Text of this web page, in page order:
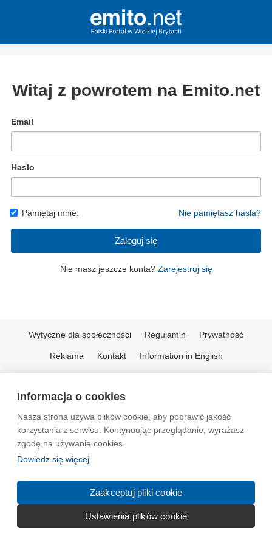
Informacja o cookies
Nasza strona używa plików cookie, aby poprawić jakość
korzystania z serwisu. Kontynuując przeglądanie, wyrażasz
zgodę na używanie cookies.
Dowiedz się więcej
Zaakceptuj pliki cookie
Ustawienia plików cookie
Witaj z powrotem na Emito.net
Email
Hasło
Pamiętaj mnie. Nie pamiętasz hasła?
Zaloguj się
Nie masz jeszcze konta? Zarejestruj się
Wytyczne dla społeczności Regulamin Prywatność
Reklama Kontakt Information in English